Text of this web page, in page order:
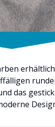
das